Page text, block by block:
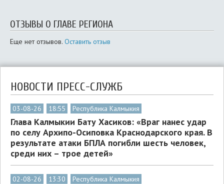
ОТЗЫВЫ О ГЛАВЕ РЕГИОНА
Еще нет отзывов. Оставить отзыв
НОВОСТИ ПРЕСС-СЛУЖБ
03-08-26 18:55 Республика Калмыкия
Глава Калмыкии Бату Хасиков: «Враг нанес удар
по селу Архипо-Осиповка Краснодарского края. В
результате атаки БПЛА погибли шесть человек,
среди них – трое детей»
02-08-26 13:30 Республика Калмыкия